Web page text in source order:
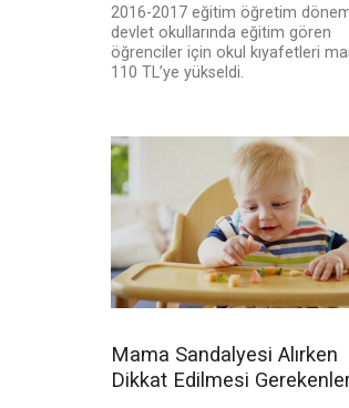
2016-2017 eğitim öğretim
devlet okullarında eğitim gören
öğrenciler için okul kıyafetleri
110 TL’ye yükseldi.
Mama Sandalyesi Alırken
Dikkat Edilmesi